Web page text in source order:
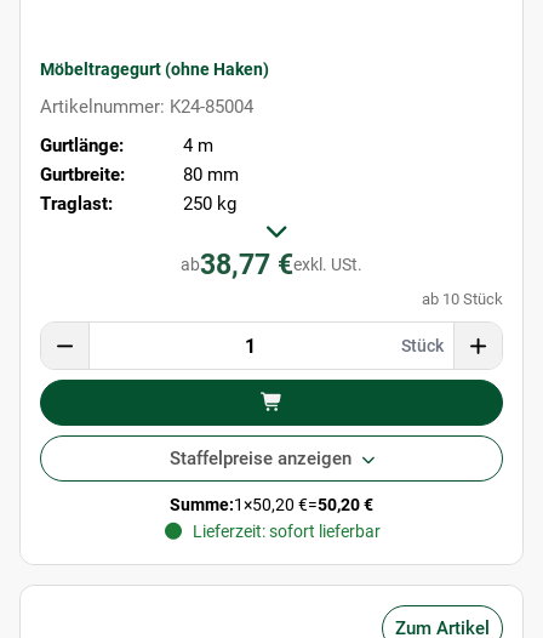
Möbeltragegurt (ohne Haken)
Artikelnummer: K24-85004
Gurtlänge:
4 m
Gurtbreite:
80 mm
Traglast:
250 kg
ab38,77 €exkl. USt.
ab 10 Stück
Stück
Staffelpreise anzeigen
Summe:1×50,20 €=50,20 €
Lieferzeit: sofort lieferbar
Zum Artikel